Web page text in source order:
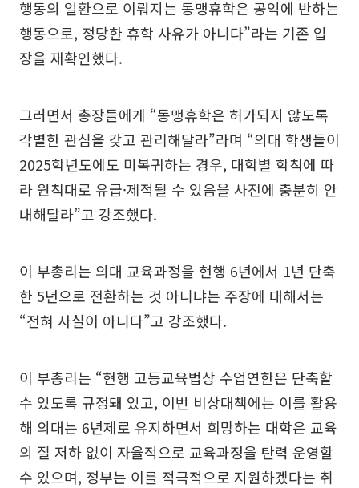
행동의 일환으로 이뤄지는 동맹휴학은 공익에 반하는
행동으로, 정당한 휴학 사유가 아니다”라는 기존 입
장을 재확인했다.
그러면서 총장들에게 “동맹휴학은 허가되지 않도록
각별한 관심을 갖고 관리해달라”라며 “의대 학생들이
2025학년도에도 미복귀하는 경우, 대학별 학칙에 따
라 원칙대로 유급·제적될 수 있음을 사전에 충분히 안
내해달라”고 강조했다.
이 부총리는 의대 교육과정을 현행 6년에서 1년 단축
한 5년으로 전환하는 것 아니냐는 주장에 대해서는
“전혀 사실이 아니다”고 강조했다.
이 부총리는 “현행 고등교육법상 수업연한은 단축할
수 있도록 규정돼 있고, 이번 비상대책에는 이를 활용
해 의대는 6년제로 유지하면서 희망하는 대학은 교육
의 질 저하 없이 자율적으로 교육과정을 탄력 운영할
수 있으며, 정부는 이를 적극적으로 지원하겠다는 취